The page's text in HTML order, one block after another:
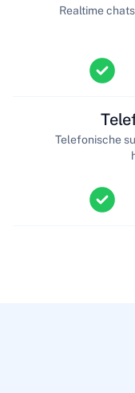
Realtime
Telefonische